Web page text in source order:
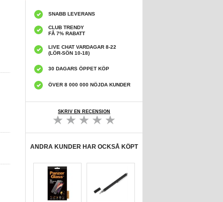
SNABB LEVERANS
CLUB TRENDY
FÅ 7% RABATT
LIVE CHAT VARDAGAR 8-22
(LÖR-SÖN 10-18)
30 DAGARS ÖPPET KÖP
ÖVER 8 000 000 NÖJDA KUNDER
SKRIV EN RECENSION
ANDRA KUNDER HAR OCKSÅ KÖPT